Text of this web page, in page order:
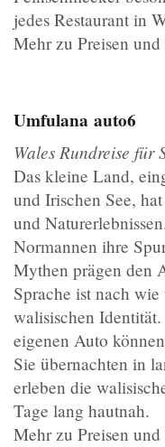
jedes Restaurant in
Mehr zu Preisen
Umfulana auto6
Wales Rundreise für
Das kleine Land,
und Irischen See,
und
Normannen ihre
Mythen prägen den
Sprache ist nach
walisischen
eigenen Auto
Sie übernachten in
erleben die
Tage lang hautnah.
Mehr zu Preisen